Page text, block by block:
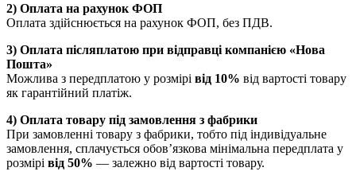
2) Оплата на рахунок ФОП
Оплата здійснюється на рахунок ФОП, без ПДВ.
3) Оплата післяплатою при відправці компанією «Нова
Пошта»
Можлива з передплатою у розмірі від 10% від вартості товару
як гарантійний платіж.
4) Оплата товару під замовлення з фабрики
При замовленні товару з фабрики, тобто під індивідуальне
замовлення, сплачується обов’язкова мінімальна передплата у
розмірі від 50% — залежно від вартості товару.